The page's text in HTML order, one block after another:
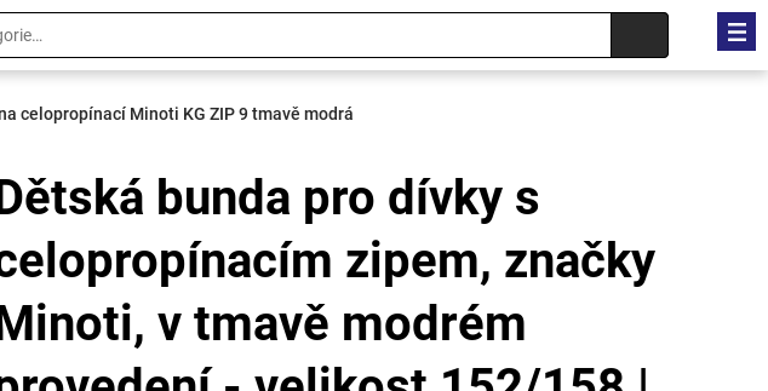
celopropínací Minoti KG ZIP 9 tmavě modrá
bunda pro dívky s
zipem, značky
v tmavě modrém